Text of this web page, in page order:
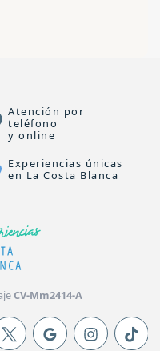
Atención por
teléfono
y online
Experiencias únicas
en La Costa Blanca
CV-Mm2414-A